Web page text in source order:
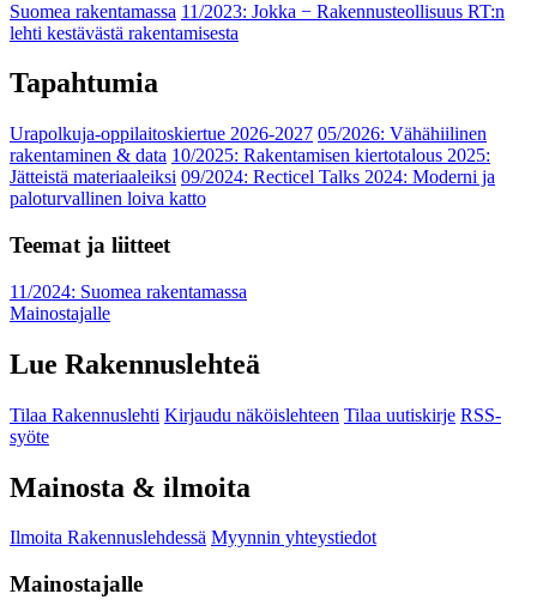
Suomea rakentamassa 11/2023: Jokka − Rakennusteollisuus RT:n
lehti kestävästä rakentamisesta
Tapahtumia
Urapolkuja-oppilaitoskiertue 2026-2027 05/2026: Vähähiilinen
rakentaminen & data 10/2025: Rakentamisen kiertotalous 2025:
Jätteistä materiaaleiksi 09/2024: Recticel Talks 2024: Moderni ja
paloturvallinen loiva katto
Teemat ja liitteet
11/2024: Suomea rakentamassa
Mainostajalle
Lue Rakennuslehteä
Tilaa Rakennuslehti Kirjaudu näköislehteen Tilaa uutiskirje RSS-
syöte
Mainosta & ilmoita
Ilmoita Rakennuslehdessä Myynnin yhteystiedot
Mainostajalle